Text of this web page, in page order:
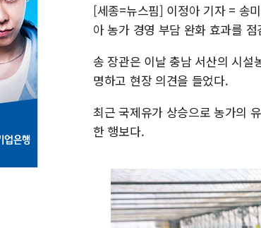
[세종=뉴스핌] 이정아 기자 = 송
아 농가 경영 부담 완화 효과를
송 장관은 이날 충남 서산의 시설
명하고 현장 의견을 들었다.
최근 국제유가 상승으로 농가의
한 행보다.